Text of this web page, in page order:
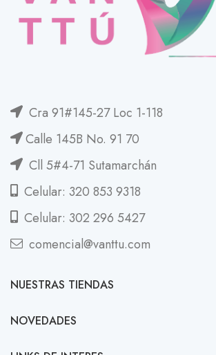
Cra 91#145-27 Loc 1-118
Calle 145B No. 91 70
Cll 5#4-71 Sutamarchán
Celular: 320 853 9318
Celular: 302 296 5427
comencial@vanttu.com
NUESTRAS TIENDAS
NOVEDADES